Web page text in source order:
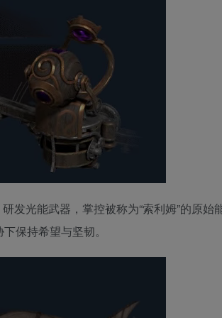
发光能武器，掌控被称为“索利姆”的原始
保持希望与坚韧。